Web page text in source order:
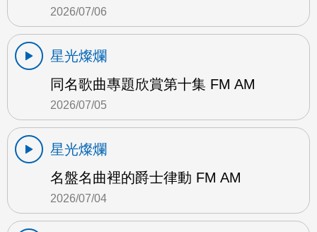
2026/07/06
星光燦爛
同名歌曲專題欣賞第十集 FM AM
2026/07/05
星光燦爛
名盤名曲裡的爵士律動 FM AM
2026/07/04